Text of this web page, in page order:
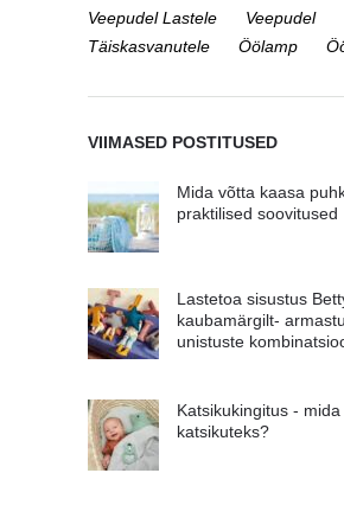
Veepudel Lastele
Veepudel
Täiskasvanutele
Öölamp
VIIMASED POSTITUSED
Mida võtta kaasa
praktilised soovitused
Lastetoa sisustus
kaubamärgilt-
unistuste
Katsikukingitus - mida
katsikuteks?